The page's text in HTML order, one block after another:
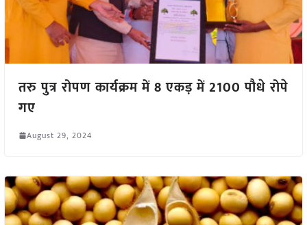
तरु पुत्र रोपण कार्यक्रम में 8 एकड़ में 2100 पौधे रोपे
गए
August 29, 2024